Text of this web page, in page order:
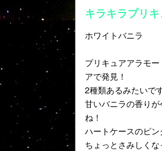
キラキラプリ
ホワイトバニラ
プリキュアアラモ
アで発見！
2種類あるみたいで
甘いバニラの香り
ね！
ハートケースのピ
ちょっとさみしくな